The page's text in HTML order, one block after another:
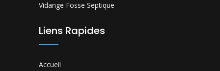
Vidange Fosse Septique
Liens Rapides
Accueil